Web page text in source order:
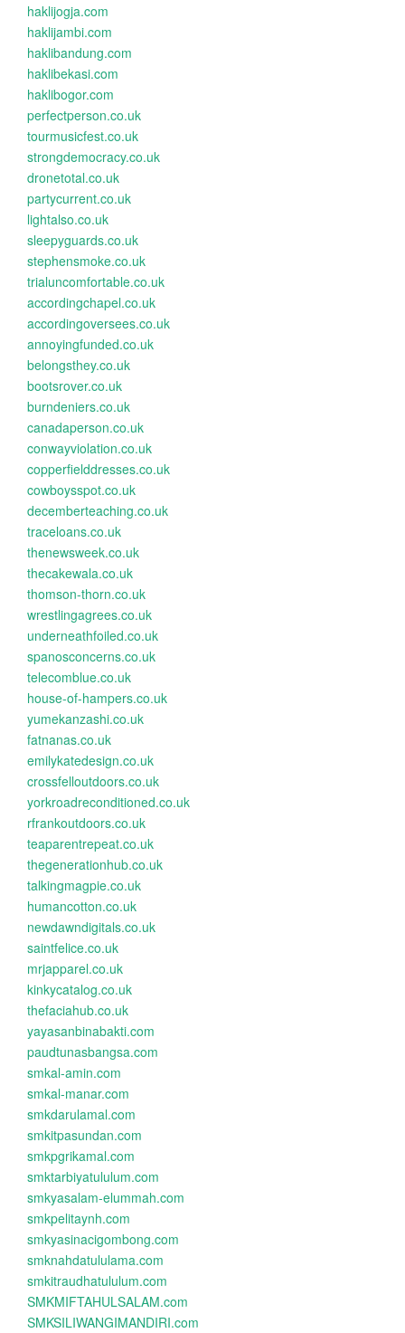
haklijogja.com
haklijambi.com
haklibandung.com
haklibekasi.com
haklibogor.com
perfectperson.co.uk
tourmusicfest.co.uk
strongdemocracy.co.uk
dronetotal.co.uk
partycurrent.co.uk
lightalso.co.uk
sleepyguards.co.uk
stephensmoke.co.uk
trialuncomfortable.co.uk
accordingchapel.co.uk
accordingoversees.co.uk
annoyingfunded.co.uk
belongsthey.co.uk
bootsrover.co.uk
burndeniers.co.uk
canadaperson.co.uk
conwayviolation.co.uk
copperfielddresses.co.uk
cowboysspot.co.uk
decemberteaching.co.uk
traceloans.co.uk
thenewsweek.co.uk
thecakewala.co.uk
thomson-thorn.co.uk
wrestlingagrees.co.uk
underneathfoiled.co.uk
spanosconcerns.co.uk
telecomblue.co.uk
house-of-hampers.co.uk
yumekanzashi.co.uk
fatnanas.co.uk
emilykatedesign.co.uk
crossfelloutdoors.co.uk
yorkroadreconditioned.co.uk
rfrankoutdoors.co.uk
teaparentrepeat.co.uk
thegenerationhub.co.uk
talkingmagpie.co.uk
humancotton.co.uk
newdawndigitals.co.uk
saintfelice.co.uk
mrjapparel.co.uk
kinkycatalog.co.uk
thefaciahub.co.uk
yayasanbinabakti.com
paudtunasbangsa.com
smkal-amin.com
smkal-manar.com
smkdarulamal.com
smkitpasundan.com
smkpgrikamal.com
smktarbiyatululum.com
smkyasalam-elummah.com
smkpelitaynh.com
smkyasinacigombong.com
smknahdatululama.com
smkitraudhatululum.com
SMKMIFTAHULSALAM.com
SMKSILIWANGIMANDIRI.com